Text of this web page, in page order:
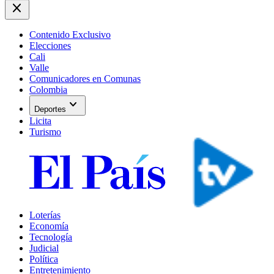
close
Contenido Exclusivo
Elecciones
Cali
Valle
Comunicadores en Comunas
Colombia
Deportes expand_more
Licita
Turismo
Loterías
Economía
Tecnología
Judicial
Política
Entretenimiento